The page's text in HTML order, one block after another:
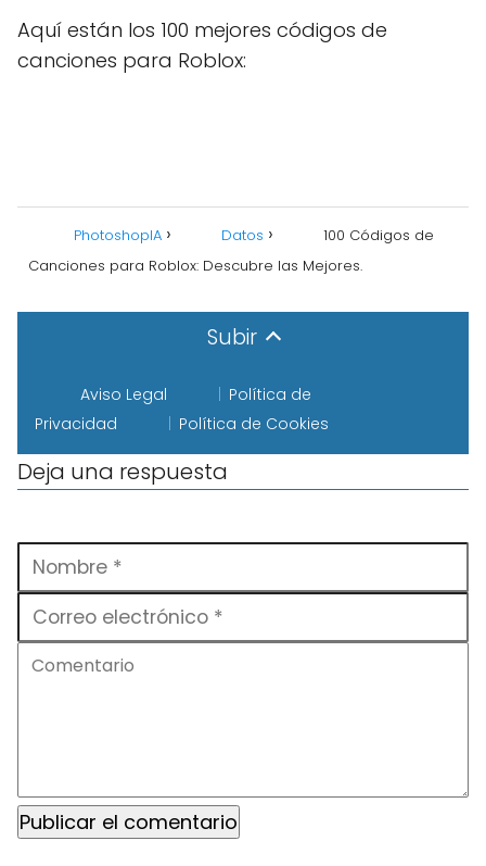
Aquí están los 100 mejores códigos de
canciones para Roblox:
Deja una respuesta
PhotoshopIA Datos
100 Códigos de
Canciones para Roblox: Descubre las Mejores.
Subir
Aviso Legal
Política de
Privacidad
Política de Cookies